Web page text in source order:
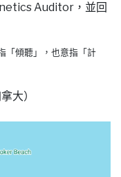
Auditor，並回
「傾聽」，也意指「計
大）